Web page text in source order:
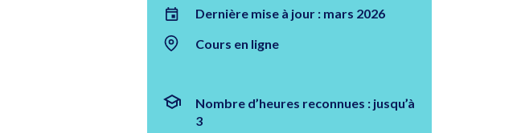
Dernière mise à jour : mars 2026
Cours en ligne
Nombre d’heures reconnues : jusqu’à
3